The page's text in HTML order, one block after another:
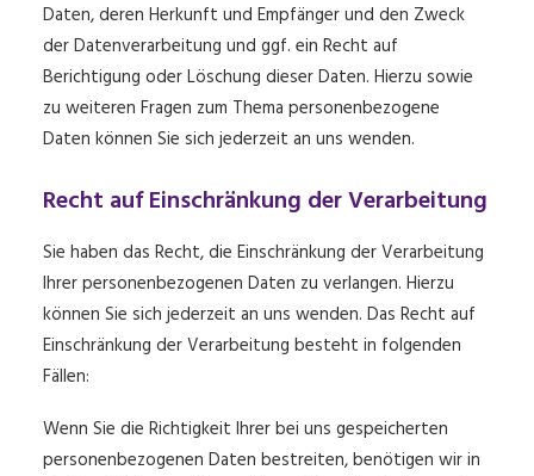
Daten, deren Herkunft und Empfänger und den Zweck
der Datenverarbeitung und ggf. ein Recht auf
Berichtigung oder Löschung dieser Daten. Hierzu sowie
zu weiteren Fragen zum Thema personenbezogene
Daten können Sie sich jederzeit an uns wenden.
Recht auf Einschränkung der Verarbeitung
Sie haben das Recht, die Einschränkung der Verarbeitung
Ihrer personenbezogenen Daten zu verlangen. Hierzu
können Sie sich jederzeit an uns wenden. Das Recht auf
Einschränkung der Verarbeitung besteht in folgenden
Fällen:
Wenn Sie die Richtigkeit Ihrer bei uns gespeicherten
personenbezogenen Daten bestreiten, benötigen wir in